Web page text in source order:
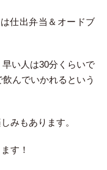
仕出弁当＆オードブ
い人は30分くらいで
んでいかれるという
みもあります。
す！